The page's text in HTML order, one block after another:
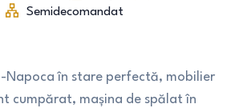
Semidecomandat
Napoca în stare perfectă, mobilier
cumpărat, mașina de spălat în